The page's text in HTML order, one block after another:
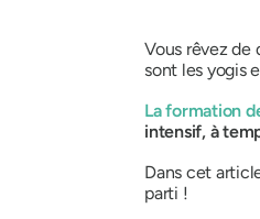
Vous rêvez de
sont les yogis
La formation
intensif, à
Dans cet
parti !